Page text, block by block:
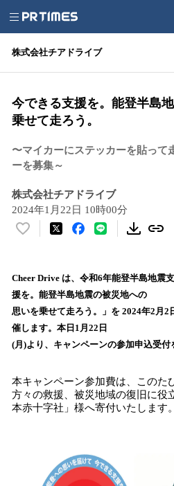
株式会社チアドライブ
今できる支援を。能登半島
乗せて走ろう。
〜マイカーにステッカーを貼って
ーを募集～
株式会社チアドライブ
2024年1月22日 10時00分
い
！
数
を
読
込
中
で
す
Cheer Drive は、令和6年能登半島地震
援を。能登半島地震の被災地への
思いを乗せて走ろう。」を 2024年2月2
催します。本日1月22日
(月)より、キャンペーンの参加申込受付
本キャンペーン参加費は、このた
方々の救援、被災地域の復旧に役
本赤十字社」様へ寄付いたします。